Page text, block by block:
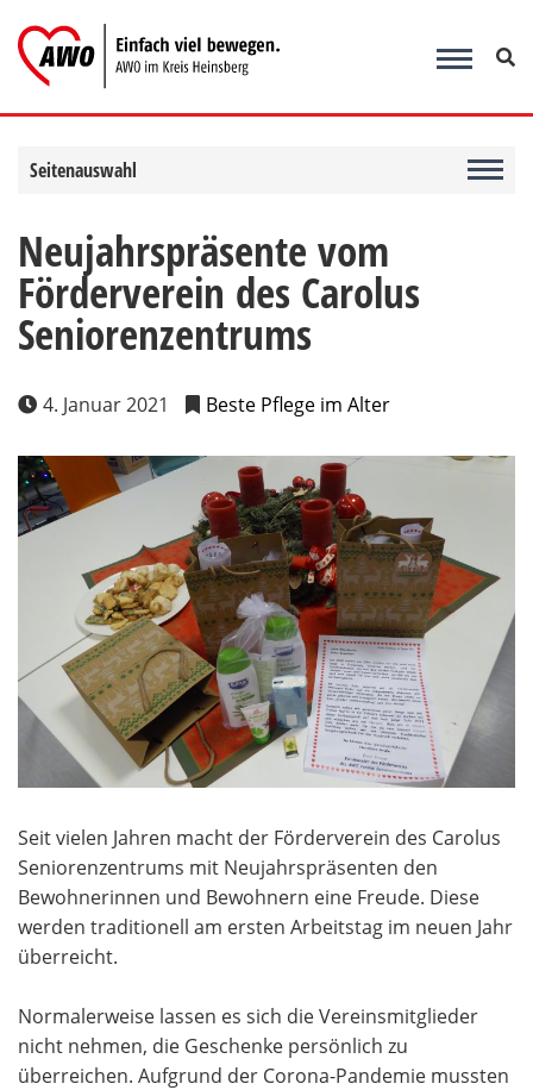
Inhalt
springen
Seitenauswahl
Neujahrspräsente vom
Förderverein des Carolus
Seniorenzentrums
4. Januar 2021 Beste Pflege im Alter
Seit vielen Jahren macht der Förderverein des Carolus
Seniorenzentrums mit Neujahrspräsenten den
Bewohnerinnen und Bewohnern eine Freude. Diese
werden traditionell am ersten Arbeitstag im neuen Jahr
überreicht.
Normalerweise lassen es sich die Vereinsmitglieder
nicht nehmen, die Geschenke persönlich zu
überreichen. Aufgrund der Corona-Pandemie mussten